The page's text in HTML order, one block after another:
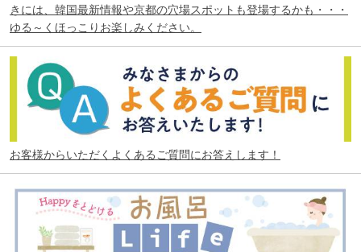
きには、韓国最新情報や京都の穴場スポットも登場するかも・・・
ゆる～くほっこりお楽しみください。
お客様からいただくよくあるご質問にお答えします！